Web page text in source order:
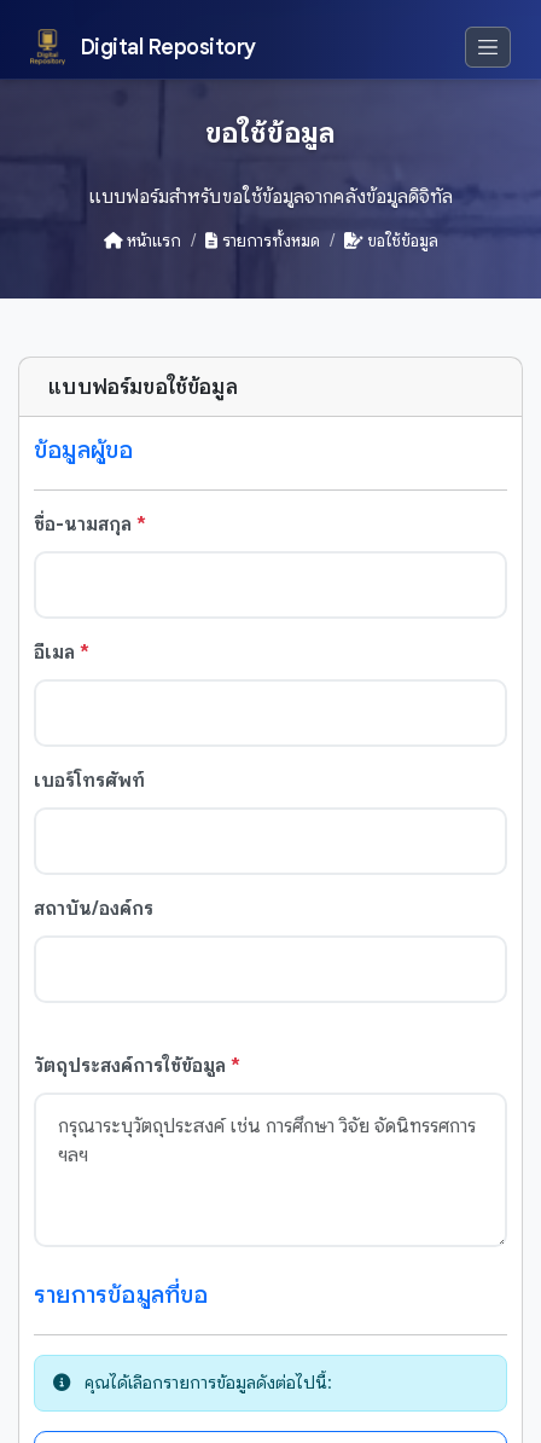
ขอใช้ข้อมูล
แบบฟอร์มสำหรับขอใช้ข้อมูลจากคลังข้อมูลดิจิทัล
หน้าแรก รายการทั้งหมด ขอใช้ข้อมูล
แบบฟอร์มขอใช้ข้อมูล
ข้อมูลผู้ขอ
ชื่อ-นามสกุล *
อีเมล *
เบอร์โทรศัพท์
สถาบัน/องค์กร
วัตถุประสงค์การใช้ข้อมูล *
รายการข้อมูลที่ขอ
คุณได้เลือกรายการข้อมูลดังต่อไปนี้:
Digital Repository